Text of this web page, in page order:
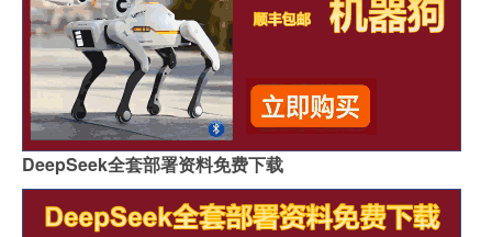
DeepSeek全套部署资料免费下载